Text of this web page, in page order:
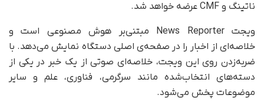
ناتینگ و CMF عرضه خواهد شد.
ویجت News Reporter مبتنی‌بر هوش مصنوعی است و
خلاصه‌ای از اخبار را در صفحه‌ی اصلی دستگاه نمایش می‌دهد. با
ضربه‌زدن روی این ویجت، خلاصه‌ای صوتی از یک خبر در یکی از
دسته‌های انتخاب‌شده مانند سرگرمی، فناوری، علم و سایر
موضوعات پخش می‌شود.